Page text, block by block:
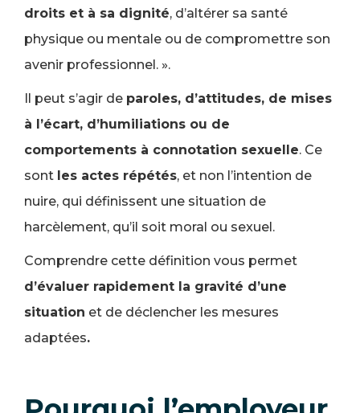
droits et à sa dignité, d’altérer sa santé
physique ou mentale ou de compromettre son
avenir professionnel. ».
Il peut s’agir de paroles, d’attitudes, de mises
à l’écart, d’humiliations ou de
comportements à connotation sexuelle. Ce
sont les actes répétés, et non l’intention de
nuire, qui définissent une situation de
harcèlement, qu’il soit moral ou sexuel.
Comprendre cette définition vous permet
d’évaluer rapidement la gravité d’une
situation et de déclencher les mesures
adaptées.